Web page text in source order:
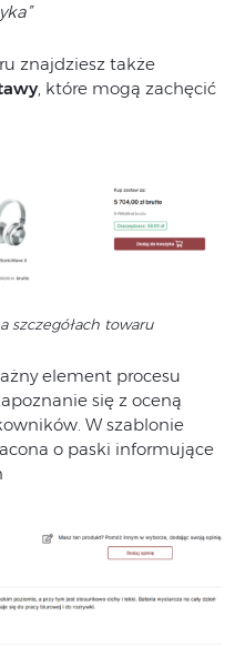
znajdziesz także
, które mogą zachęcić
szczegółach towaru
element procesu
się z oceną
W szablonie
o paski informujące